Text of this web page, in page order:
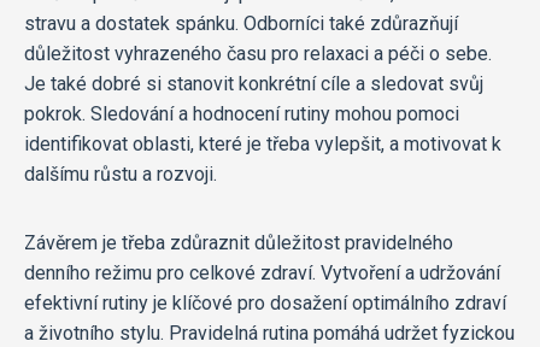
stravu a dostatek spánku. Odborníci také zdůrazňují
důležitost vyhrazeného času pro relaxaci a péči o sebe.
Je také dobré si stanovit konkrétní cíle a sledovat svůj
pokrok. Sledování a hodnocení rutiny mohou pomoci
identifikovat oblasti, které je třeba vylepšit, a motivovat k
dalšímu růstu a rozvoji.
Závěrem je třeba zdůraznit důležitost pravidelného
denního režimu pro celkové zdraví. Vytvoření a udržování
efektivní rutiny je klíčové pro dosažení optimálního zdraví
a životního stylu. Pravidelná rutina pomáhá udržet fyzickou